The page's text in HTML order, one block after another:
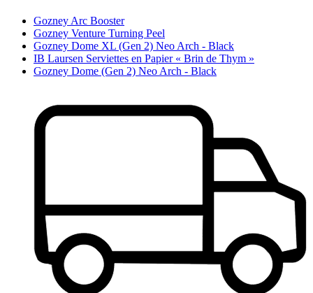
Gozney Arc Booster
Gozney Venture Turning Peel
Gozney Dome XL (Gen 2) Neo Arch - Black
IB Laursen Serviettes en Papier « Brin de Thym »
Gozney Dome (Gen 2) Neo Arch - Black